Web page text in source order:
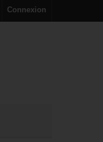
Connexion